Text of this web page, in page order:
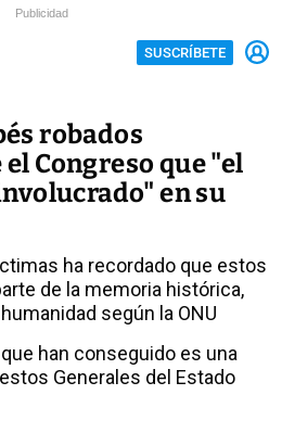
Publicidad
SUSCRÍBETE
robados
Congreso que "el
en su
ha recordado que estos
de la memoria histórica,
según la ONU
han conseguido es una
Generales del Estado